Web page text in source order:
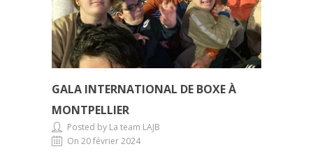
GALA INTERNATIONAL DE BOXE À
MONTPELLIER
Posted by La team LAJB
On 20 février 2024